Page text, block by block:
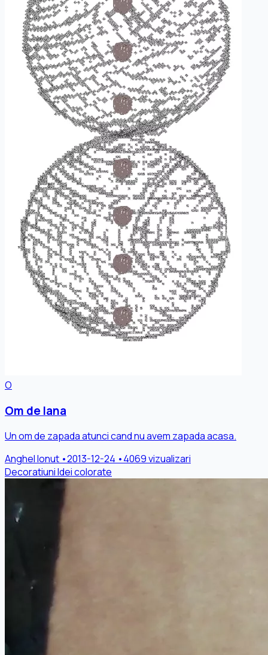
O
Om de lana
Un om de zapada atunci cand nu avem zapada acasa.
Anghel Ionut •2013-12-24 •4069 vizualizari
DecoratiuniIdei colorate